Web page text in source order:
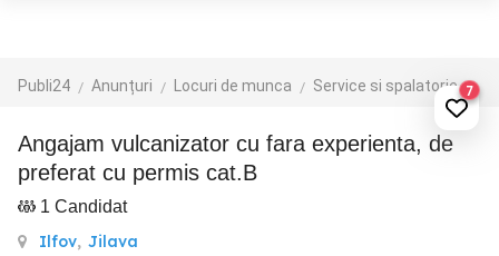
Publi24 Anunțuri Locuri de munca Service si spalatorie auto7
Angajam vulcanizator cu fara experienta, de
preferat cu permis cat.B
1 Candidat
Ilfov, Jilava